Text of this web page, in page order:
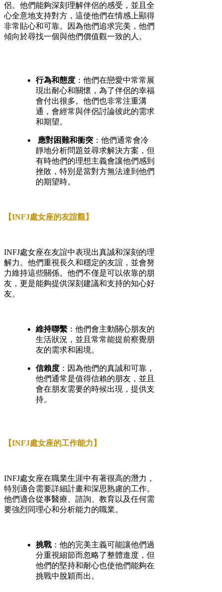
侶。他們能夠深刻理解伴侶的感受，並且全
心全意地支持對方，這使他們在情感上顯得
非常貼心和可靠。因為他們追求完美，他們
傾向於尋找一個與他們價值觀一致的人。
行為和態度 ：他們在戀愛中常常展
現出耐心和關懷，為了伴侶的幸福
會付出很多。他們也非常注重溝
通，會經常與伴侶討論彼此的需求
和期望。
應對困難和衝突 ：他們通常會冷
靜地分析問題並尋求解決方案，但
有時他們的理想主義會讓他們感到
挫敗，特別是當對方無法達到他們
的期望時。
【INFJ處女座的友誼觀】
INFJ處女座在友誼中表現出真誠和深刻的理
解力。他們重視長久和穩定的友誼，並會努
力維持這些關係。他們不僅是可以依靠的朋
友，更是能夠提供深刻建議和支持的知心好
友。
維持聯繫 ：他們會主動關心朋友的
生活狀況，並且常常能提前察覺朋
友的需求和困境。
信賴度 ：因為他們的真誠和可靠，
他們通常是值得信賴的朋友，並且
會在朋友需要的時候出現，提供支
持。
【INFJ處女座的工作能力】
INFJ處女座在職業生涯中有著很高的潛力，
特別適合需要詳細計畫和深思熟慮的工作。
他們適合從事醫療、諮詢、教育以及任何需
要強烈同理心和分析能力的職業。
挑戰：他的完美主義可能讓他們過
分重視細節而忽略了整體進度，但
他們的堅持和耐心也使他們能夠在
挑戰中脫穎而出。